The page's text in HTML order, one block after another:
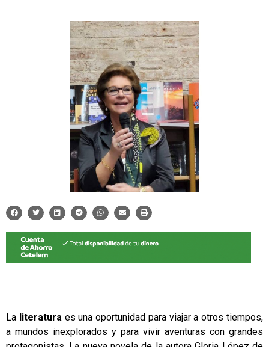
La literaturaes una oportunidad para viajar a otros tiempos,
a mundos inexplorados y para vivir aventuras con grandes